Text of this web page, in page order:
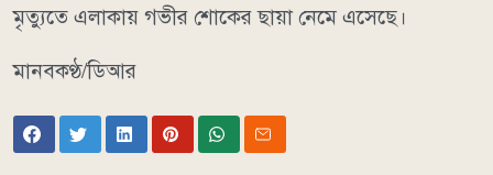
মৃত্যুতে এলাকায় গভীর শোকের ছায়া নেমে এসেছে।
মানবকণ্ঠ/ডিআর